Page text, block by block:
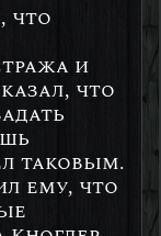
что
и
что
таковым.
ему, что